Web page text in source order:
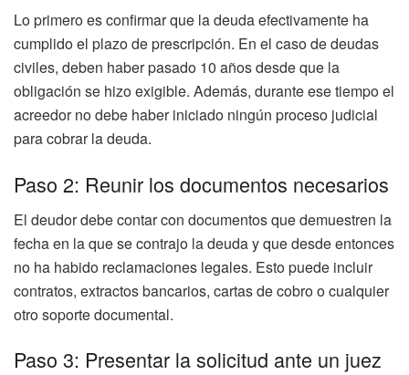
Lo primero es confirmar que la deuda efectivamente ha
cumplido el plazo de prescripción. En el caso de deudas
civiles, deben haber pasado 10 años desde que la
obligación se hizo exigible. Además, durante ese tiempo el
acreedor no debe haber iniciado ningún proceso judicial
para cobrar la deuda.
Paso 2: Reunir los documentos necesarios
El deudor debe contar con documentos que demuestren la
fecha en la que se contrajo la deuda y que desde entonces
no ha habido reclamaciones legales. Esto puede incluir
contratos, extractos bancarios, cartas de cobro o cualquier
otro soporte documental.
Paso 3: Presentar la solicitud ante un juez